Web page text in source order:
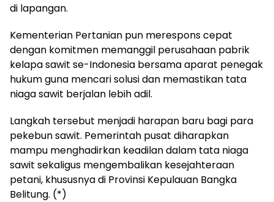
di lapangan.
Kementerian Pertanian pun merespons cepat
dengan komitmen memanggil perusahaan pabrik
kelapa sawit se-Indonesia bersama aparat penegak
hukum guna mencari solusi dan memastikan tata
niaga sawit berjalan lebih adil.
Langkah tersebut menjadi harapan baru bagi para
pekebun sawit. Pemerintah pusat diharapkan
mampu menghadirkan keadilan dalam tata niaga
sawit sekaligus mengembalikan kesejahteraan
petani, khususnya di Provinsi Kepulauan Bangka
Belitung. (*)